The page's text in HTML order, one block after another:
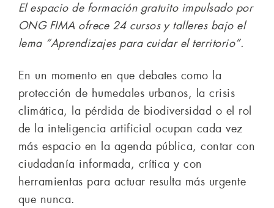
El espacio de formación gratuito impulsado por
ONG FIMA ofrece 24 cursos y talleres bajo el
lema “Aprendizajes para cuidar el territorio”.
En un momento en que debates como la
protección de humedales urbanos, la crisis
climática, la pérdida de biodiversidad o el rol
de la inteligencia artificial ocupan cada vez
más espacio en la agenda pública, contar con
ciudadanía informada, crítica y con
herramientas para actuar resulta más urgente
que nunca.